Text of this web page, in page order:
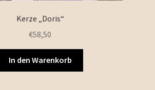
Kerze „Doris“
€58,50
In den Warenkorb